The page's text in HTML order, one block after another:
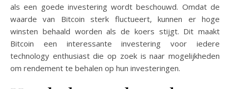
als een goede investering wordt beschouwd. Omdat de
waarde van Bitcoin sterk fluctueert, kunnen er hoge
winsten behaald worden als de koers stijgt. Dit maakt
Bitcoin een interessante investering voor iedere
technology enthusiast die op zoek is naar mogelijkheden
om rendement te behalen op hun investeringen.